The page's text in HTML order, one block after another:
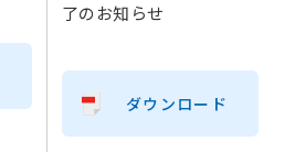
了のお知らせ
ダウンロード